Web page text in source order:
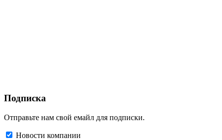
Подписка
Отправьте нам свой емайл для подписки.
Новости компании